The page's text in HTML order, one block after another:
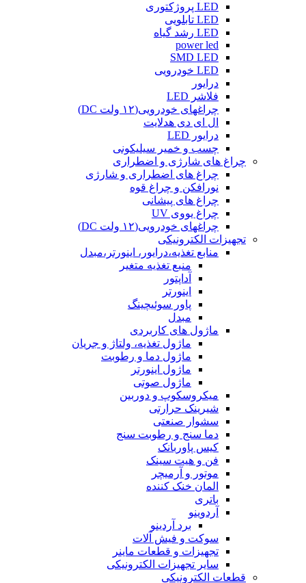
LED پروژکتوری
LED تابلویی
LED رشد گیاه
power led
SMD LED
LED خودرویی
درایور
فلاشر LED
چراغهای خودرویی(۱۲ ولت DC)
ال ای دی هدلایت
درایور LED
چسب و خمیر سیلیکونی
چراغ های شارژی و اضطراری
چراغ های اضطراری و شارژی
نورافکن و چراغ قوه
چراغ های پیشانی
چراغ یووی UV
چراغهای خودرویی(۱۲ ولت DC)
تجهیزات الکترونیکی
منابع تغذیه،درایور، اینورتر،مبدل
منبع تغذیه متغیر
آداپتور
اینورتر
پاور سوئیچینگ
مبدل
ماژول های کاربردی
ماژول تغذیه، ولتاژ و جریان
ماژول دما و رطوبت
ماژول اینورتر
ماژول صوتی
میکروسکوپ و دوربین
شیرینک حرارتی
سشوار صنعتی
دما سنج و رطوبت سنج
کیس پاوربانک
فن و هیت سینک
موتور و آرمیچر
المان خنک کننده
باتری
آردوینو
برد آردینو
سوکت و فیش آلات
تجهیزات و قطعات ماینر
سایر تجهیزات الکترونیکی
قطعات الکترونیکی